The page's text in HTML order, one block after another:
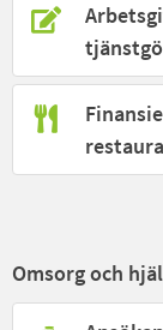
Omsorg och